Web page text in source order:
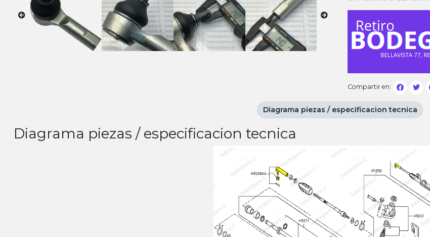
Compartir en:
Diagrama piezas / especificacion tecnica
Diagrama piezas / especificacion tecnica